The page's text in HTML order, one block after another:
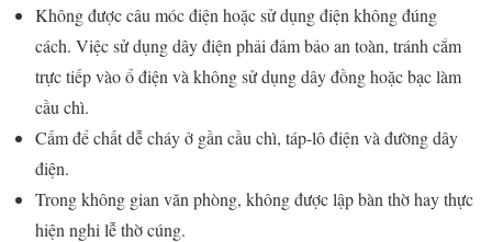
Không được câu móc điện hoặc sử dụng điện không đúng
cách. Việc sử dụng dây điện phải đảm bảo an toàn, tránh cắm
trực tiếp vào ổ điện và không sử dụng dây đồng hoặc bạc làm
cầu chì.
Cấm để chất dễ cháy ở gần cầu chì, táp-lô điện và đường dây
điện.
Trong không gian văn phòng, không được lập bàn thờ hay thực
hiện nghi lễ thờ cúng.